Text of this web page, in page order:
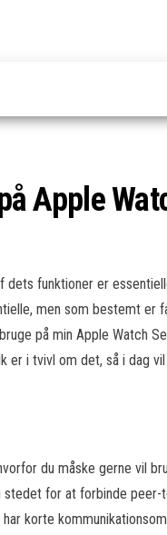
Apple
funktioner er
men som bestemt er
på min Apple Watch
er i tvivl om det, så i dag
du måske gerne vil
stedet for at forbinde peer-
korte